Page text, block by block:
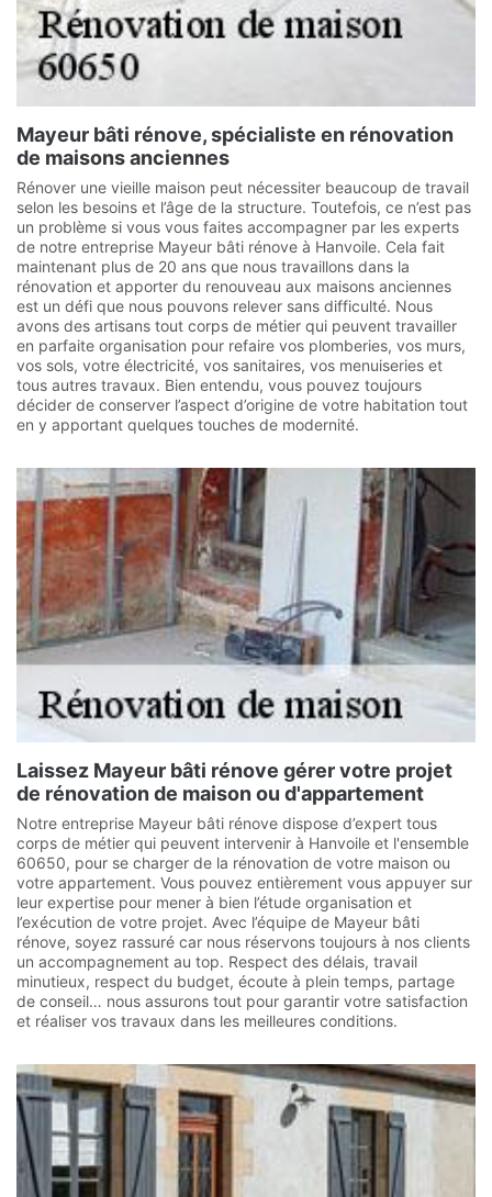
Mayeur bâti rénove, spécialiste en rénovation
de maisons anciennes
Rénover une vieille maison peut nécessiter beaucoup de travail
selon les besoins et l’âge de la structure. Toutefois, ce n’est pas
un problème si vous vous faites accompagner par les experts
de notre entreprise Mayeur bâti rénove à Hanvoile. Cela fait
maintenant plus de 20 ans que nous travaillons dans la
rénovation et apporter du renouveau aux maisons anciennes
est un défi que nous pouvons relever sans difficulté. Nous
avons des artisans tout corps de métier qui peuvent travailler
en parfaite organisation pour refaire vos plomberies, vos murs,
vos sols, votre électricité, vos sanitaires, vos menuiseries et
tous autres travaux. Bien entendu, vous pouvez toujours
décider de conserver l’aspect d’origine de votre habitation tout
en y apportant quelques touches de modernité.
Laissez Mayeur bâti rénove gérer votre projet
de rénovation de maison ou d'appartement
Notre entreprise Mayeur bâti rénove dispose d’expert tous
corps de métier qui peuvent intervenir à Hanvoile et l'ensemble
60650, pour se charger de la rénovation de votre maison ou
votre appartement. Vous pouvez entièrement vous appuyer sur
leur expertise pour mener à bien l’étude organisation et
l’exécution de votre projet. Avec l’équipe de Mayeur bâti
rénove, soyez rassuré car nous réservons toujours à nos clients
un accompagnement au top. Respect des délais, travail
minutieux, respect du budget, écoute à plein temps, partage
de conseil… nous assurons tout pour garantir votre satisfaction
et réaliser vos travaux dans les meilleures conditions.